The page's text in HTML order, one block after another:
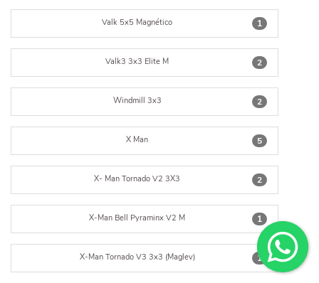
1
Valk 5x5 Magnético
2
Valk3 3x3 Elite M
2
Windmill 3x3
5
X Man
2
X- Man Tornado V2 3X3
1
X-Man Bell Pyraminx V2 M
1
X-Man Tornado V3 3x3 (Maglev)